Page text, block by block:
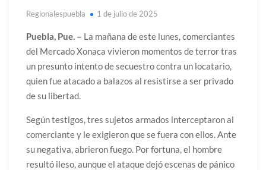
Regionalespuebla 1 de julio de 2025
Puebla, Pue. – La mañana de este lunes, comerciantes
del Mercado Xonaca vivieron momentos de terror tras
un presunto intento de secuestro contra un locatario,
quien fue atacado a balazos al resistirse a ser privado
de su libertad.
Según testigos, tres sujetos armados interceptaron al
comerciante y le exigieron que se fuera con ellos. Ante
su negativa, abrieron fuego. Por fortuna, el hombre
resultó ileso, aunque el ataque dejó escenas de pánico